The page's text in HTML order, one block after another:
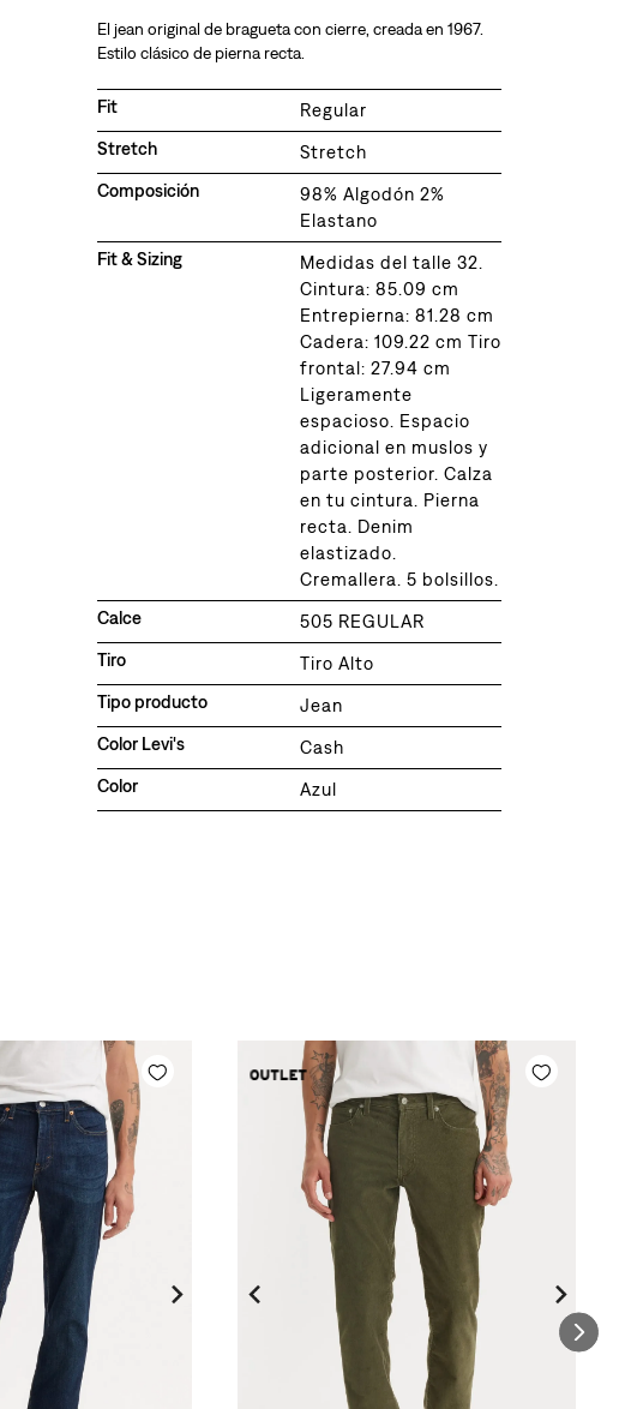
El jean original de bragueta con cierre, creada en 1967.
Estilo clásico de pierna recta.
Fit
Regular
Stretch
Stretch
Composición
98% Algodón 2%
Elastano
Fit & Sizing
Medidas del talle 32.
Cintura: 85.09 cm
Entrepierna: 81.28 cm
Cadera: 109.22 cm Tiro
frontal: 27.94 cm
Ligeramente
espacioso. Espacio
adicional en muslos y
parte posterior. Calza
en tu cintura. Pierna
recta. Denim
elastizado.
Cremallera. 5 bolsillos.
Calce
505 REGULAR
Tiro
Tiro Alto
Tipo producto
Jean
Color Levi's
Cash
Color
Azul